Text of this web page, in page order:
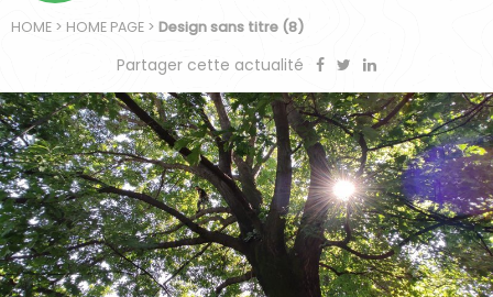
HOME > HOME PAGE > Design sans titre (8)
Partager cette actualité